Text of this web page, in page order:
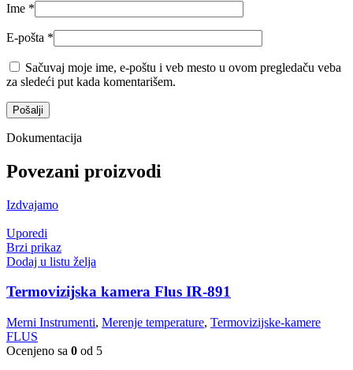
Ime *
E-pošta *
Sačuvaj moje ime, e-poštu i veb mesto u ovom pregledaču veba
za sledeći put kada komentarišem.
Dokumentacija
Povezani proizvodi
Izdvajamo
Uporedi
Brzi prikaz
Dodaj u listu želja
Termovizijska kamera Flus IR-891
Merni Instrumenti, Merenje temperature, Termovizijske-kamere
FLUS
Ocenjeno sa 0 od 5